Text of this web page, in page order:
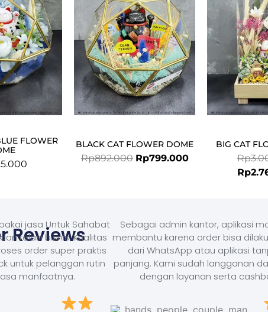
FLOWER
BLACK CAT FLOWER DOME
Rp892.000
Rp892.000.
Rp799.000
Rp799.000.
BIG CAT
Rp
Rp
Reviews
jasa Untuk Sahabat
relasi bisnis. Kualitas
order super praktis
untuk pelanggan rutin
manfaatnya.
Sebagai admin kantor, aplikasi
membantu karena order bisa
dari WhatsApp atau aplikasi
panjang. Kami sudah langganan
dengan layanan serta